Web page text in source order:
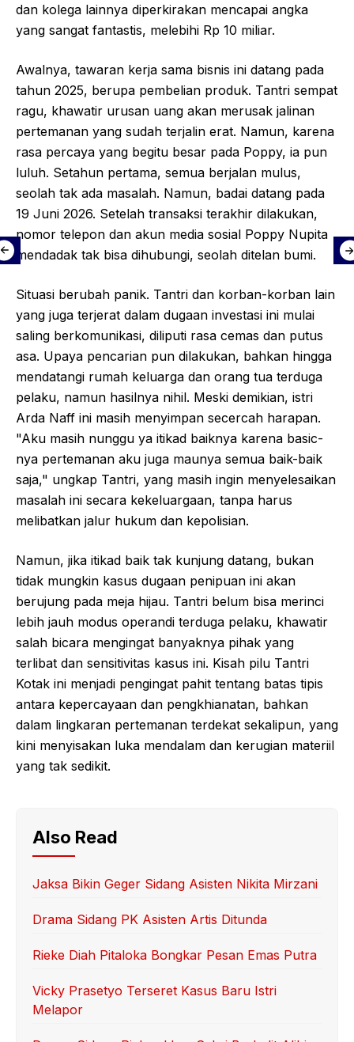
dan kolega lainnya diperkirakan mencapai angka
yang sangat fantastis, melebihi Rp 10 miliar.
Awalnya, tawaran kerja sama bisnis ini datang pada
tahun 2025, berupa pembelian produk. Tantri sempat
ragu, khawatir urusan uang akan merusak jalinan
pertemanan yang sudah terjalin erat. Namun, karena
rasa percaya yang begitu besar pada Poppy, ia pun
luluh. Setahun pertama, semua berjalan mulus,
seolah tak ada masalah. Namun, badai datang pada
19 Juni 2026. Setelah transaksi terakhir dilakukan,
nomor telepon dan akun media sosial Poppy Nupita
mendadak tak bisa dihubungi, seolah ditelan bumi.
Situasi berubah panik. Tantri dan korban-korban lain
yang juga terjerat dalam dugaan investasi ini mulai
saling berkomunikasi, diliputi rasa cemas dan putus
asa. Upaya pencarian pun dilakukan, bahkan hingga
mendatangi rumah keluarga dan orang tua terduga
pelaku, namun hasilnya nihil. Meski demikian, istri
Arda Naff ini masih menyimpan secercah harapan.
"Aku masih nunggu ya itikad baiknya karena basic-
nya pertemanan aku juga maunya semua baik-baik
saja," ungkap Tantri, yang masih ingin menyelesaikan
masalah ini secara kekeluargaan, tanpa harus
melibatkan jalur hukum dan kepolisian.
Namun, jika itikad baik tak kunjung datang, bukan
tidak mungkin kasus dugaan penipuan ini akan
berujung pada meja hijau. Tantri belum bisa merinci
lebih jauh modus operandi terduga pelaku, khawatir
salah bicara mengingat banyaknya pihak yang
terlibat dan sensitivitas kasus ini. Kisah pilu Tantri
Kotak ini menjadi pengingat pahit tentang batas tipis
antara kepercayaan dan pengkhianatan, bahkan
dalam lingkaran pertemanan terdekat sekalipun, yang
kini menyisakan luka mendalam dan kerugian materiil
yang tak sedikit.
Also Read
Jaksa Bikin Geger Sidang Asisten Nikita Mirzani
Drama Sidang PK Asisten Artis Ditunda
Rieke Diah Pitaloka Bongkar Pesan Emas Putra
Vicky Prasetyo Terseret Kasus Baru Istri
Melapor